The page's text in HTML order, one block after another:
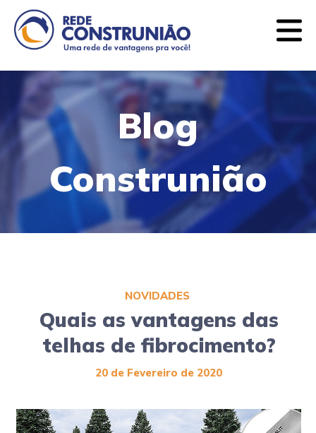
Quem somos
Lojas
Contato
CATEGORIAS
Argamassas e Rejuntes
Balcões de Banheiro
Ferramentas
Jardinagem
Louças Sanitárias
Materiais de Construção
Materiais Hidráulicos
Blog
Construnião
NOVIDADES
Quais as vantagens das
telhas de fibrocimento?
20 de Fevereiro de 2020